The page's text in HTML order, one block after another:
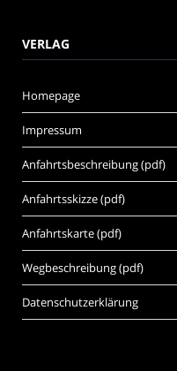
VERLAG
Homepage
Impressum
Anfahrtsbeschreibung (pdf)
Anfahrtsskizze (pdf)
Anfahrtskarte (pdf)
Wegbeschreibung (pdf)
Datenschutzerklärung